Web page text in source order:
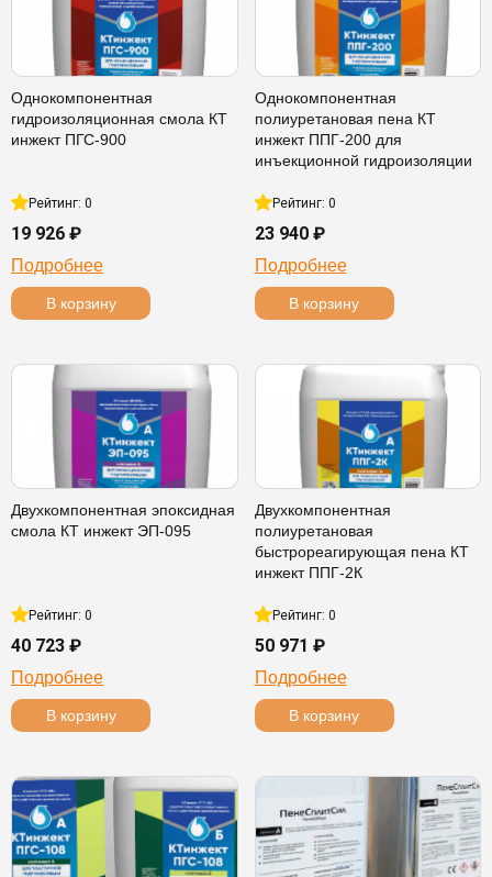
Однокомпонентная
гидроизоляционная смола КТ
инжект ПГС-900
Рейтинг: 0
19 926 ₽
Подробнее
В корзину
Однокомпонентная
полиуретановая пена КТ
инжект ППГ-200 для
инъекционной гидроизоляции
Рейтинг: 0
23 940 ₽
Подробнее
В корзину
Двухкомпонентная эпоксидная
смола КТ инжект ЭП-095
Рейтинг: 0
40 723 ₽
Подробнее
В корзину
Двухкомпонентная
полиуретановая
быстрореагирующая пена КТ
инжект ППГ-2К
Рейтинг: 0
50 971 ₽
Подробнее
В корзину